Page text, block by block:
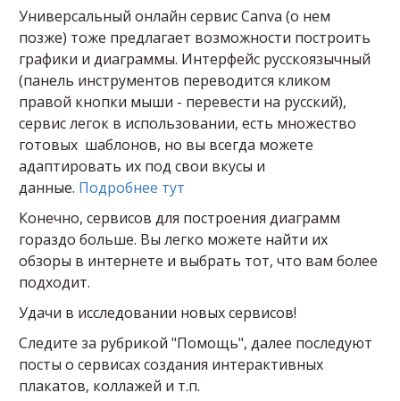
Универсальный онлайн сервис Canva (о нем
позже) тоже предлагает возможности построить
графики и диаграммы. Интерфейс русскоязычный
(панель инструментов переводится кликом
правой кнопки мыши - перевести на русский),
сервис легок в использовании, есть множество
готовых шаблонов, но вы всегда можете
адаптировать их под свои вкусы и
данные. Подробнее тут
Конечно, сервисов для построения диаграмм
гораздо больше. Вы легко можете найти их
обзоры в интернете и выбрать тот, что вам более
подходит.
Удачи в исследовании новых сервисов!
Следите за рубрикой "Помощь", далее последуют
посты о сервисах создания интерактивных
плакатов, коллажей и т.п.